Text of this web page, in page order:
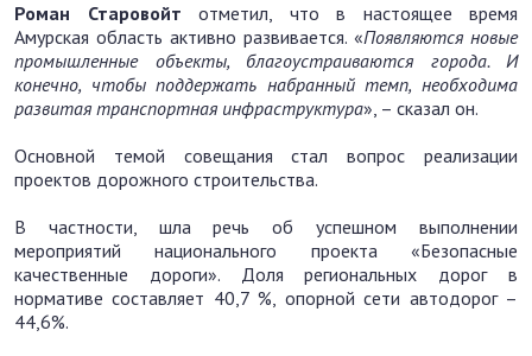
Роман Старовойт отметил, что в настоящее время
Амурская область активно развивается. «Появляются новые
промышленные объекты, благоустраиваются города. И
конечно, чтобы поддержать набранный темп, необходима
развитая транспортная инфраструктура», – сказал он.
Основной темой совещания стал вопрос реализации
проектов дорожного строительства.
В частности, шла речь об успешном выполнении
мероприятий национального проекта «Безопасные
качественные дороги». Доля региональных дорог в
нормативе составляет 40,7 %, опорной сети автодорог –
44,6%.